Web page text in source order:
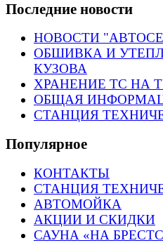
Последние новости
НОВОСТИ
ОБШИВКА И
КУЗОВА
ХРАНЕНИЕ ТС НА
ОБЩАЯ
СТАНЦИЯ
Популярное
КОНТАКТЫ
СТАНЦИЯ
АВТОМОЙКА
АКЦИИ И СКИДКИ
САУНА «НА